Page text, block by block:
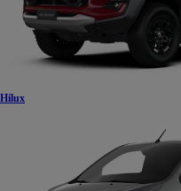
Hilux